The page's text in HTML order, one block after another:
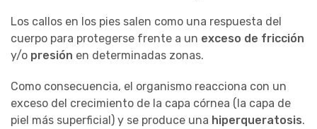
Los callos en los pies salen como una respuesta del
cuerpo para protegerse frente a un exceso de fricción
y/o presión en determinadas zonas.
Como consecuencia, el organismo reacciona con un
exceso del crecimiento de la capa córnea (la capa de
piel más superficial) y se produce una hiperqueratosis.